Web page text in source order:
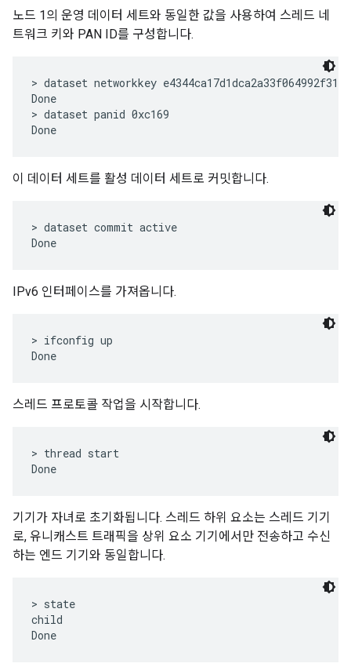
노드 1의 운영 데이터 세트와 동일한 값을 사용하여 스레드 네
트워크 키와 PAN ID를 구성합니다.
> dataset networkkey
Done
> dataset panid 0xc169
이 데이터 세트를 활성 데이터 세트로 커밋합니다.
> dataset commit active
IPv6 인터페이스를 가져옵니다.
> ifconfig up
스레드 프로토콜 작업을 시작합니다.
> thread start
기기가 자녀로 초기화됩니다. 스레드 하위 요소는 스레드 기기
로, 유니캐스트 트래픽을 상위 요소 기기에서만 전송하고 수신
하는 엔드 기기와 동일합니다.
> state
child